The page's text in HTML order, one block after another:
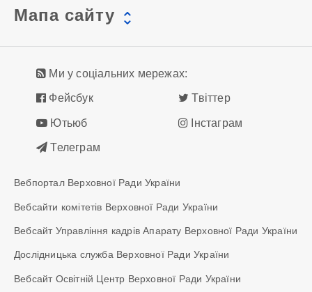
Мапа сайту
Ми у соціальних мережах:
Фейсбук Твіттер
Ютьюб Інстаграм
Телеграм
Вебпортал Верховної Ради України
Вебсайти комітетів Верховної Ради України
Вебсайт Управління кадрів Апарату Верховної Ради України
Дослідницька служба Верховної Ради України
Вебсайт Освітній Центр Верховної Ради України